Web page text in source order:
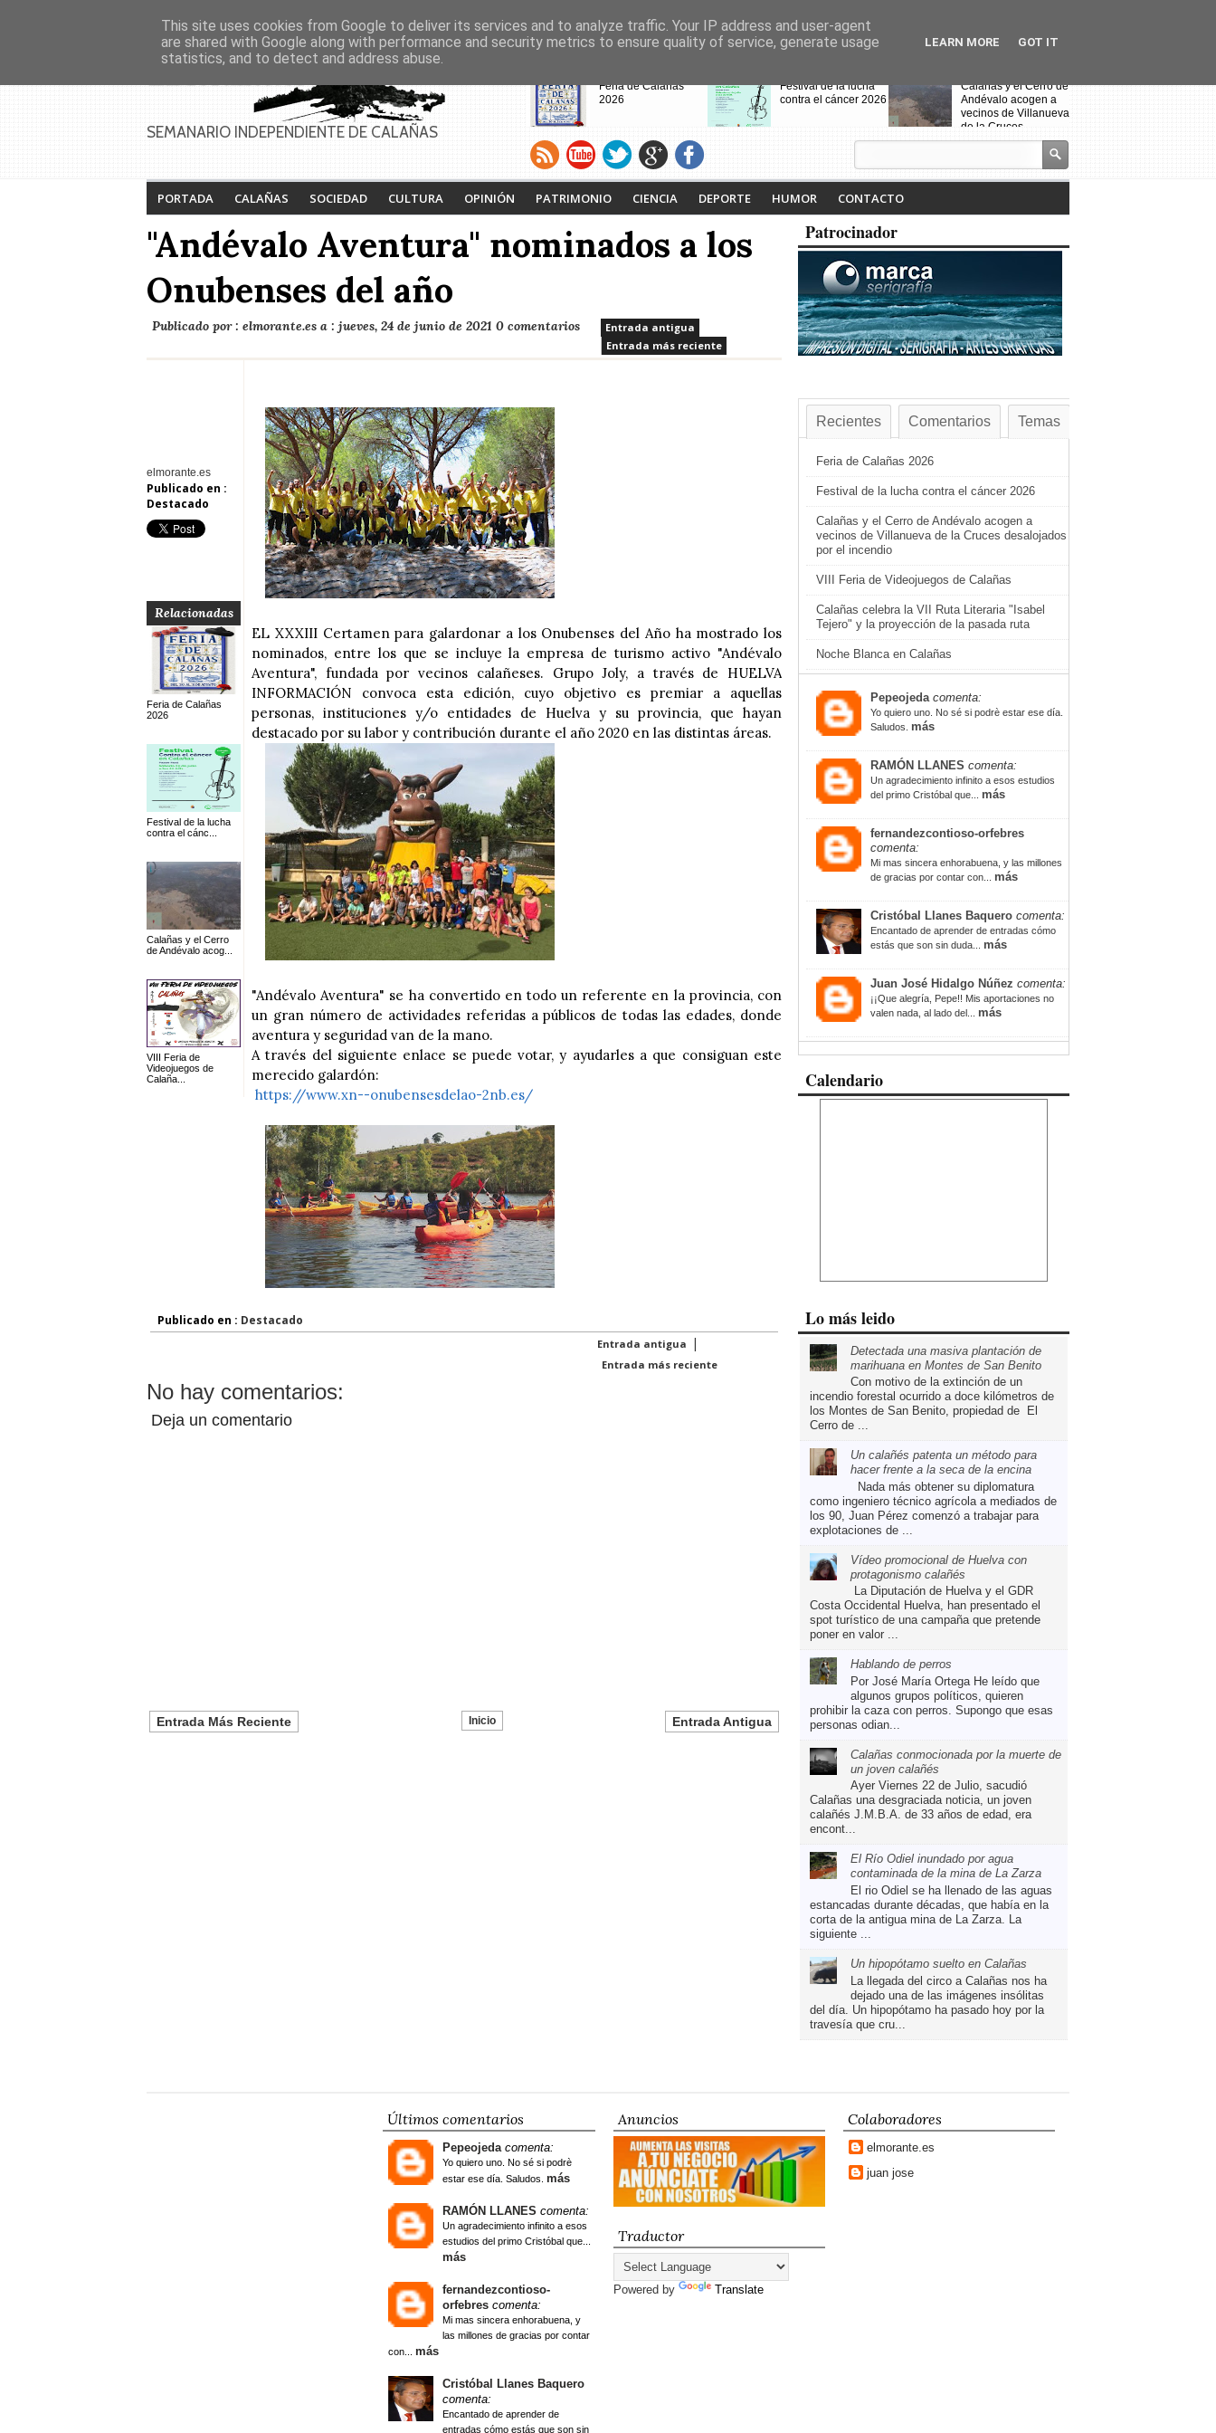
PAGINAS Inicio Contacto Anúnciate
SEMANARIO INDEPENDIENTE DE CALAÑAS
Feria de Calañas
2026
Festival de la lucha
contra el cáncer 2026
Calañas y el Cerro de
Andévalo acogen a
vecinos de Villanueva
de la Cruces
desalojados por el
VIII Feria de
Calañas
Calañas celebra la VII
Tejero" y la
proyección de la
pasada ruta
Noche Blanca en
escuela de baile
PORTADA CALAÑAS SOCIEDAD CULTURA OPINIÓN PATRIMONIO CIENCIA DEPORTE HUMOR CONTACTO
"Andévalo Aventura" nominados a los
Onubenses del año
Publicado por : elmorante.es a : jueves, 24 de junio de 2021 0 comentarios
Entrada antigua
Entrada más reciente
elmorante.es
Publicado en :
Destacado
Relacionadas
Feria de Calañas
2026
Festival de la lucha
contra el cánc...
Calañas y el Cerro
de Andévalo acog...
VIII Feria de
Videojuegos de
Calaña...
EL XXXIII Certamen para galardonar a los Onubenses del Año ha mostrado los
nominados, entre los que se incluye la empresa de turismo activo "Andévalo
Aventura", fundada por vecinos calañeses. Grupo Joly, a través de HUELVA
INFORMACIÓN convoca esta edición, cuyo objetivo es premiar a aquellas
personas, instituciones y/o entidades de Huelva y su provincia, que hayan
destacado por su labor y contribución durante el año 2020 en las distintas áreas.
"Andévalo Aventura" se ha convertido en todo un referente en la provincia, con
un gran número de actividades referidas a públicos de todas las edades, donde
aventura y seguridad van de la mano.
A través del siguiente enlace se puede votar, y ayudarles a que consiguan este
merecido galardón:
https://www.xn--onubensesdelao-2nb.es/
Publicado en : Destacado
Entrada antigua |
Entrada más reciente
No hay comentarios:
Deja un comentario
Entrada Más Reciente Entrada Antigua
Inicio
Patrocinador
Recientes Comentarios Temas
Feria de Calañas 2026
Festival de la lucha contra el cáncer 2026
Calañas y el Cerro de Andévalo acogen a
vecinos de Villanueva de la Cruces desalojados
por el incendio
VIII Feria de Videojuegos de Calañas
Calañas celebra la VII Ruta Literaria "Isabel
Tejero" y la proyección de la pasada ruta
Noche Blanca en Calañas
Pepeojeda comenta:
Yo quiero uno. No sé si podrè estar ese día.
Saludos. más
RAMÓN LLANES comenta:
Un agradecimiento infinito a esos estudios
del primo Cristóbal que... más
fernandezcontioso-orfebres
comenta:
Mi mas sincera enhorabuena, y las millones
de gracias por contar con... más
Cristóbal Llanes Baquero comenta:
Encantado de aprender de entradas cómo
estás que son sin duda... más
Juan José Hidalgo Núñez comenta:
¡¡Que alegría, Pepe!! Mis aportaciones no
valen nada, al lado del... más
Calendario
Lo más leido
Detectada una masiva plantación de
marihuana en Montes de San Benito
Con motivo de la extinción de un
incendio forestal ocurrido a doce kilómetros de
los Montes de San Benito, propiedad de El
Cerro de ...
Un calañés patenta un método para
hacer frente a la seca de la encina
Nada más obtener su diplomatura
como ingeniero técnico agrícola a mediados de
los 90, Juan Pérez comenzó a trabajar para
explotaciones de ...
Vídeo promocional de Huelva con
protagonismo calañés
La Diputación de Huelva y el GDR
Costa Occidental Huelva, han presentado el
spot turístico de una campaña que pretende
poner en valor ...
Hablando de perros
Por José María Ortega He leído que
algunos grupos políticos, quieren
prohibir la caza con perros. Supongo que esas
personas odian...
Calañas conmocionada por la muerte de
un joven calañés
Ayer Viernes 22 de Julio, sacudió
Calañas una desgraciada noticia, un joven
calañés J.M.B.A. de 33 años de edad, era
encont...
El Río Odiel inundado por agua
contaminada de la mina de La Zarza
El rio Odiel se ha llenado de las aguas
estancadas durante décadas, que había en la
corta de la antigua mina de La Zarza. La
siguiente ...
Un hipopótamo suelto en Calañas
La llegada del circo a Calañas nos ha
dejado una de las imágenes insólitas
del día. Un hipopótamo ha pasado hoy por la
travesía que cru...
Últimos comentarios
Pepeojeda comenta:
Yo quiero uno. No sé si podrè
estar ese día. Saludos. más
RAMÓN LLANES comenta:
Un agradecimiento infinito a esos
estudios del primo Cristóbal que...
más
fernandezcontioso-
orfebres comenta:
Mi mas sincera enhorabuena, y
las millones de gracias por contar
con... más
Cristóbal Llanes Baquero
comenta:
Encantado de aprender de
entradas cómo estás que son sin
Anuncios
Traductor
Powered by Translate
Colaboradores
elmorante.es
juan jose
This site uses cookies from Google to deliver its services and to analyze traffic. Your IP address and user-agent
are shared with Google along with performance and security metrics to ensure quality of service, generate usage
statistics, and to detect and address abuse.
LEARN MORE GOT IT